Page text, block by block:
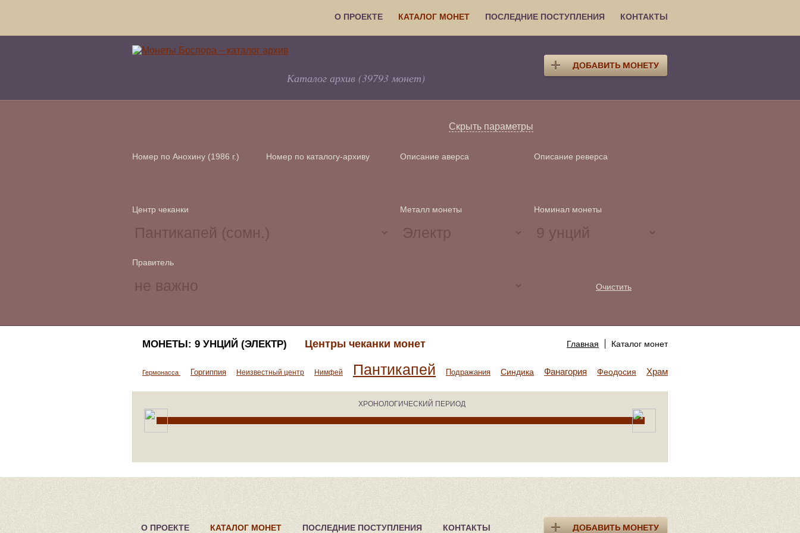
О ПРОЕКТЕ КАТАЛОГ МОНЕТ ПОСЛЕДНИЕ ПОСТУПЛЕНИЯ КОНТАКТЫ
Каталог архив (39793 монет)
Скрыть параметры
Номер по Анохину (1986 г.) Номер по каталогу-архиву Описание аверса Описание реверса
Центр чеканки Металл монеты Номинал монеты
Правитель
Очистить
Главная Каталог монет
МОНЕТЫ: 9 УНЦИЙ (ЭЛЕКТР) Центры чеканки монет
Гермонасса Горгиппия Неизвестный центр Нимфей Пантикапей Подражания Синдика Фанагория Феодосия Храм Аполлона
ХРОНОЛОГИЧЕСКИЙ ПЕРИОД
О ПРОЕКТЕ КАТАЛОГ МОНЕТ ПОСЛЕДНИЕ ПОСТУПЛЕНИЯ КОНТАКТЫ